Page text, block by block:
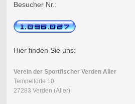
Besucher Nr.:
Hier finden Sie uns:
Verein der Sportfischer Verden Aller
Tempelforte 10
27283 Verden (Aller)